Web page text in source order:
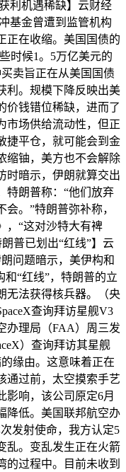
利机遇稀缺】云财经
基金曾遭到监管机构
正在收缩。美国国债的
时候1。5万亿美元的
卖旨正在从美国国债
利。规模下降反映出美
价钱错位稀缺，进而了
市场供给流动性，但正
捷平仓，就可能会到金
缩铀，美方也不会解除
时暗示，伊朗就算交出
特朗普称：“他们放弃
。”特朗普弥补称，
，“这对沙特大有裨
普已划出“红线”】云
问题暗示，美伊构和
和“红线”，特朗普的立
无法获得核兵器。（央
查询拜访星舰V3
办理局（FAA）周三发
）查询拜访其星舰
缘由。这意味着正在
通过前，太空摸索手艺
影响，该公司原定6月
降低。美国联邦航空办
发射使命，我方认定5
乱。变乱发生正在火箭
的过程中。目前未收到